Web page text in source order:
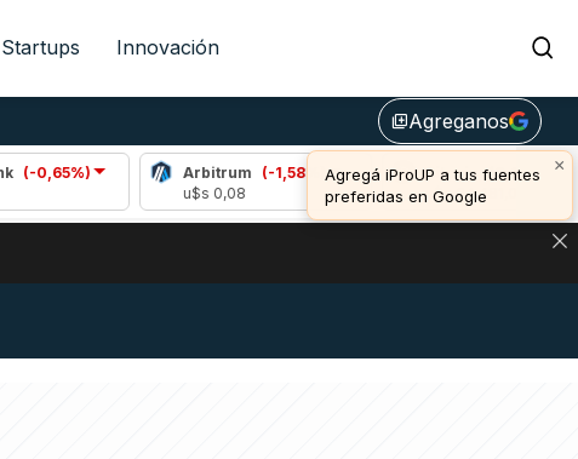
Startups Innovación
library_addAgreganos
×
Agregá iProUP a tus fuentes
preferidas en Google
Arbitrum
(-1,58%)
Bitcoin
(0,05%)
u$s 64.481,00
DE BITCOIN Y ESTA SEÑAL DEFINE LOS PRECIOS DE